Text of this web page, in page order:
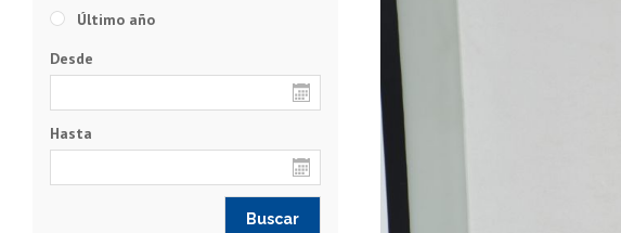
Último año
Desde
Hasta